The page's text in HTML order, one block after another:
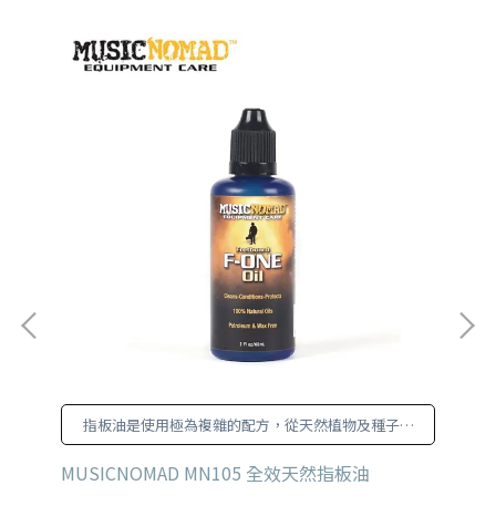
指板油是使用極為複雜的配方，從天然植物及種子油
提煉而成。
MUSICNOMAD MN105 全效天然指板油